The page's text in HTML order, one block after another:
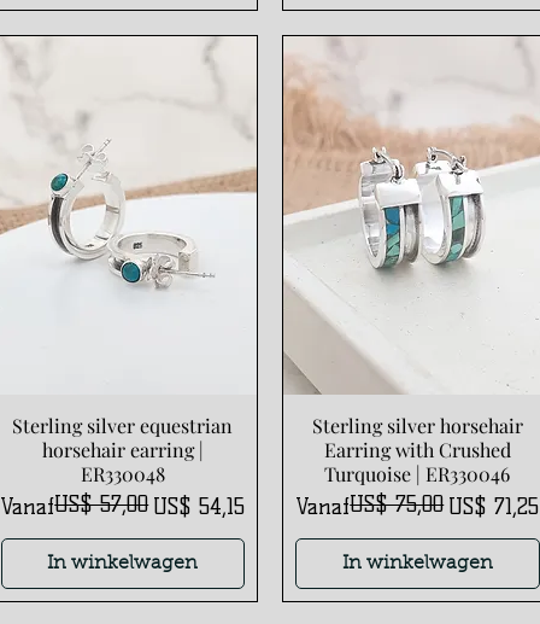
Snel overzicht
Sterling silver equestrian
horsehair earring |
ER330048
Vanaf
Normale prijs
US$ 57,00 US$ 54,15
Verkoopprijs
In winkelwagen
Snel overzicht
Sterling silver horsehair
Earring with Crushed
Turquoise | ER330046
Vanaf
Normale prijs
US$ 75,00 US$ 71,25
Verkoopprijs
In winkelwagen